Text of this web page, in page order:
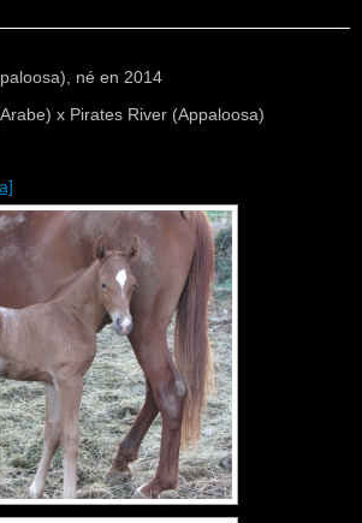
né en 2014
x Pirates River (Appaloosa)